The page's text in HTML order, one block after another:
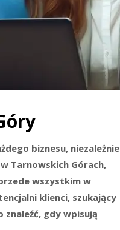
biznesu, niezależnie
Tarnowskich Górach,
wszystkim w
klienci, szukający
gdy wpisują